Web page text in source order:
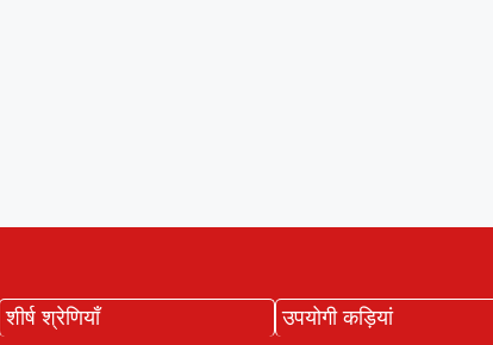
शीर्ष श्रेणियाँ उपयोगी कड़ियां